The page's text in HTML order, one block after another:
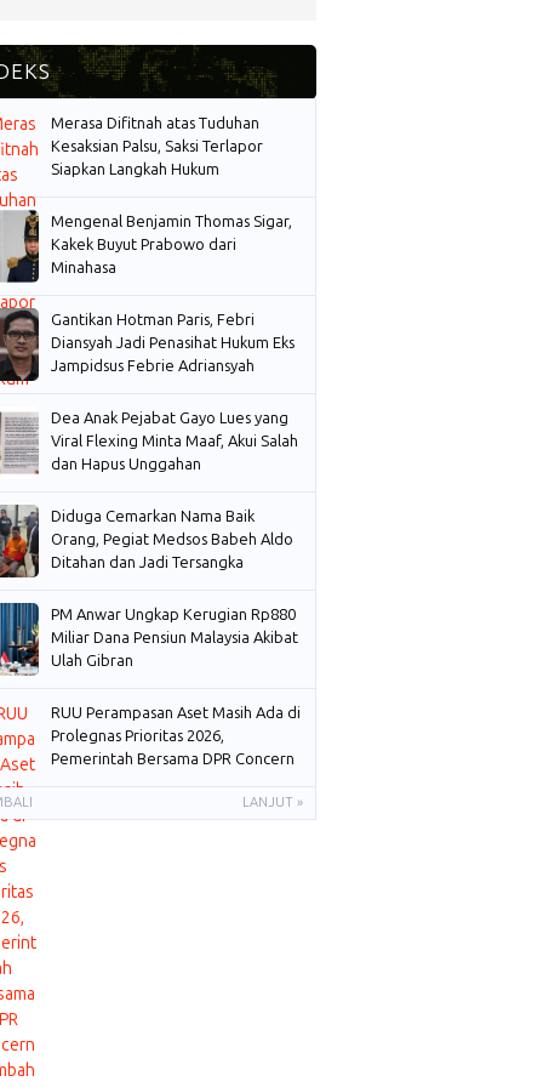
Merasa Difitnah atas Tuduhan
Kesaksian Palsu, Saksi Terlapor
Siapkan Langkah Hukum
Mengenal Benjamin Thomas Sigar,
Kakek Buyut Prabowo dari
Minahasa
Gantikan Hotman Paris, Febri
Diansyah Jadi Penasihat Hukum Eks
Jampidsus Febrie Adriansyah
Dea Anak Pejabat Gayo Lues yang
Viral Flexing Minta Maaf, Akui Salah
dan Hapus Unggahan
Diduga Cemarkan Nama Baik
Orang, Pegiat Medsos Babeh Aldo
Ditahan dan Jadi Tersangka
PM Anwar Ungkap Kerugian Rp880
Miliar Dana Pensiun Malaysia Akibat
Ulah Gibran
RUU Perampasan Aset Masih Ada di
Prolegnas Prioritas 2026,
Pemerintah Bersama DPR Concern
LANJUT »